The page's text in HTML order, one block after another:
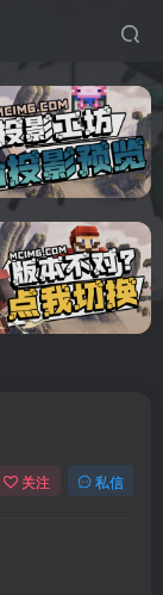
关注 私信